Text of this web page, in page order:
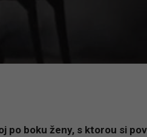
po boku ženy, s ktorou si